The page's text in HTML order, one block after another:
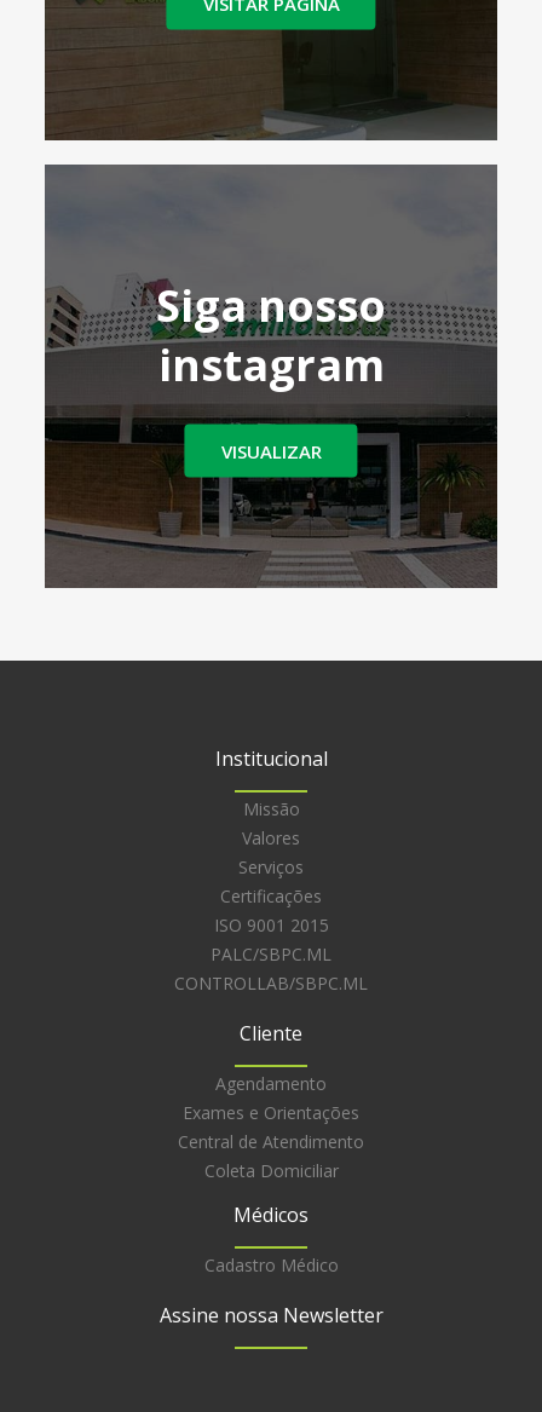
Siga nosso
instagram
VISUALIZAR
Institucional
Missão
Valores
Serviços
Certificações
ISO 9001 2015
PALC/SBPC.ML
CONTROLLAB/SBPC.ML
Cliente
Agendamento
Exames e Orientações
Central de Atendimento
Coleta Domiciliar
Médicos
Cadastro Médico
Assine nossa Newsletter